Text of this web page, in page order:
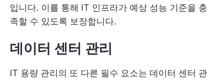
입니다. 이를 통해 IT 인프라가 예상 성능 기준을 충
족할 수 있도록 보장합니다.
데이터 센터 관리
IT 용량 관리의 또 다른 필수 요소는 데이터 센터 관